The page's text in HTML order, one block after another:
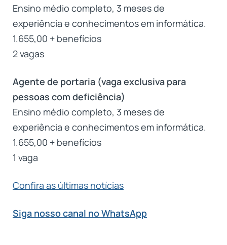
Ensino médio completo, 3 meses de
experiência e conhecimentos em informática.
1.655,00 + benefícios
2 vagas
Agente de portaria (vaga exclusiva para
pessoas com deficiência)
Ensino médio completo, 3 meses de
experiência e conhecimentos em informática.
1.655,00 + benefícios
1 vaga
Confira as últimas notícias
Siga nosso canal no WhatsApp